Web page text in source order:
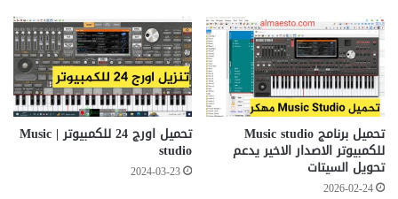
تحميل برنامج Music studio
للكمبيوتر الاصدار الاخير يدعم
تحويل السيتات
2026-02-24
تحميل اورج 24 للكمبيوتر | Music
studio
2024-03-23